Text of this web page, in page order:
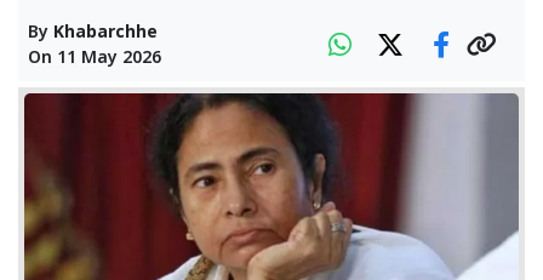
By Khabarchhe
On 11 May 2026